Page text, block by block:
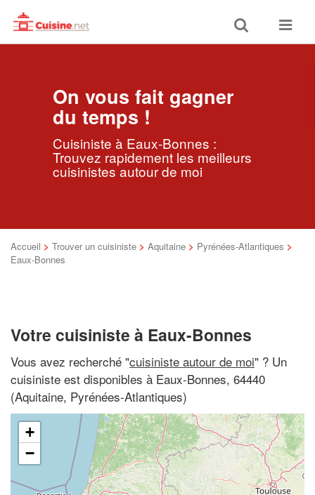
Toggle
search
Toggle
On vous fait gagner
du temps !
Cuisiniste à Eaux-Bonnes :
Trouvez rapidement les meilleurs
cuisinistes autour de moi
Accueil > Trouver un cuisiniste > Aquitaine > Pyrénées-Atlantiques >
Eaux-Bonnes
Votre cuisiniste à Eaux-Bonnes
Vous avez recherché "cuisiniste autour de moi" ? Un
cuisiniste est disponibles à Eaux-Bonnes, 64440
(Aquitaine, Pyrénées-Atlantiques)
+
−